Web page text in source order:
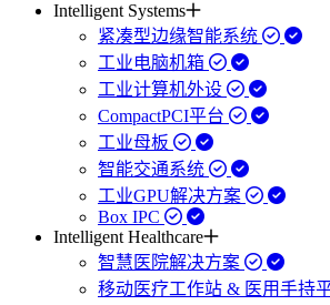
Intelligent Systems
紧凑型边缘智能系统
工业电脑机箱
工业计算机外设
CompactPCI平台
工业母板
智能交通系统
工业GPU解决方案
Box IPC
Intelligent Healthcare
智慧医院解决方案
移动医疗工作站 & 医用手持